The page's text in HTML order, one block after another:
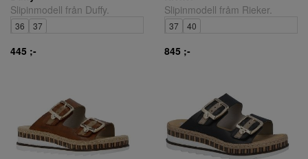
Slipinmodell från Duffy.
36 37
445 ;-
Slipinmodell fråm Rieker.
37 40
845 ;-